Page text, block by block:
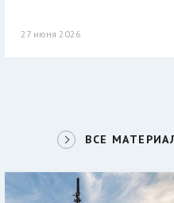
27 июня 2026
ВСЕ